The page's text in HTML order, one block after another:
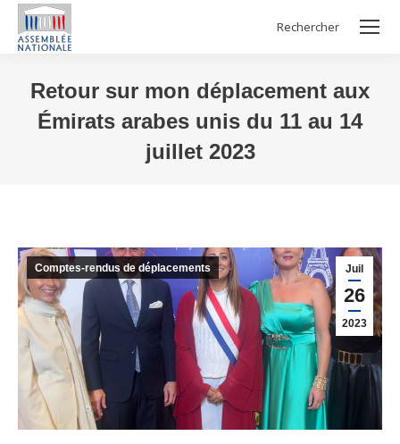
Search:
Rechercher
Retour sur mon déplacement aux
Émirats arabes unis du 11 au 14
juillet 2023
Juil
26
2023
Comptes-rendus de déplacements